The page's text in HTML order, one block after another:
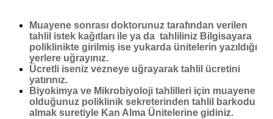
Muayene sonrası doktorunuz tarafından verilen
tahlil istek kağıtları ile ya da tahliliniz Bilgisayara
poliklinikte girilmiş ise yukarda ünitelerin yazıldığı
yerlere uğrayınız.
Ücretli iseniz vezneye uğrayarak tahlil ücretini
yatırınız.
Biyokimya ve Mikrobiyoloji tahlilleri için muayene
olduğunuz poliklinik sekreterinden tahlil barkodu
almak suretiyle Kan Alma Ünitelerine gidiniz.